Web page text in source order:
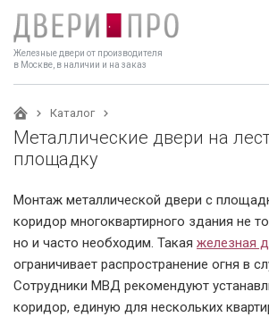
Железные двери от производителя
в Москве, в наличии и на заказ
Каталог
Металлические двери на
площадку
Монтаж металлической двери с
коридор многоквартирного здания не
но и часто необходим. Такая железная
ограничивает распространение огня в
Сотрудники МВД рекомендуют
коридор, единую для нескольких